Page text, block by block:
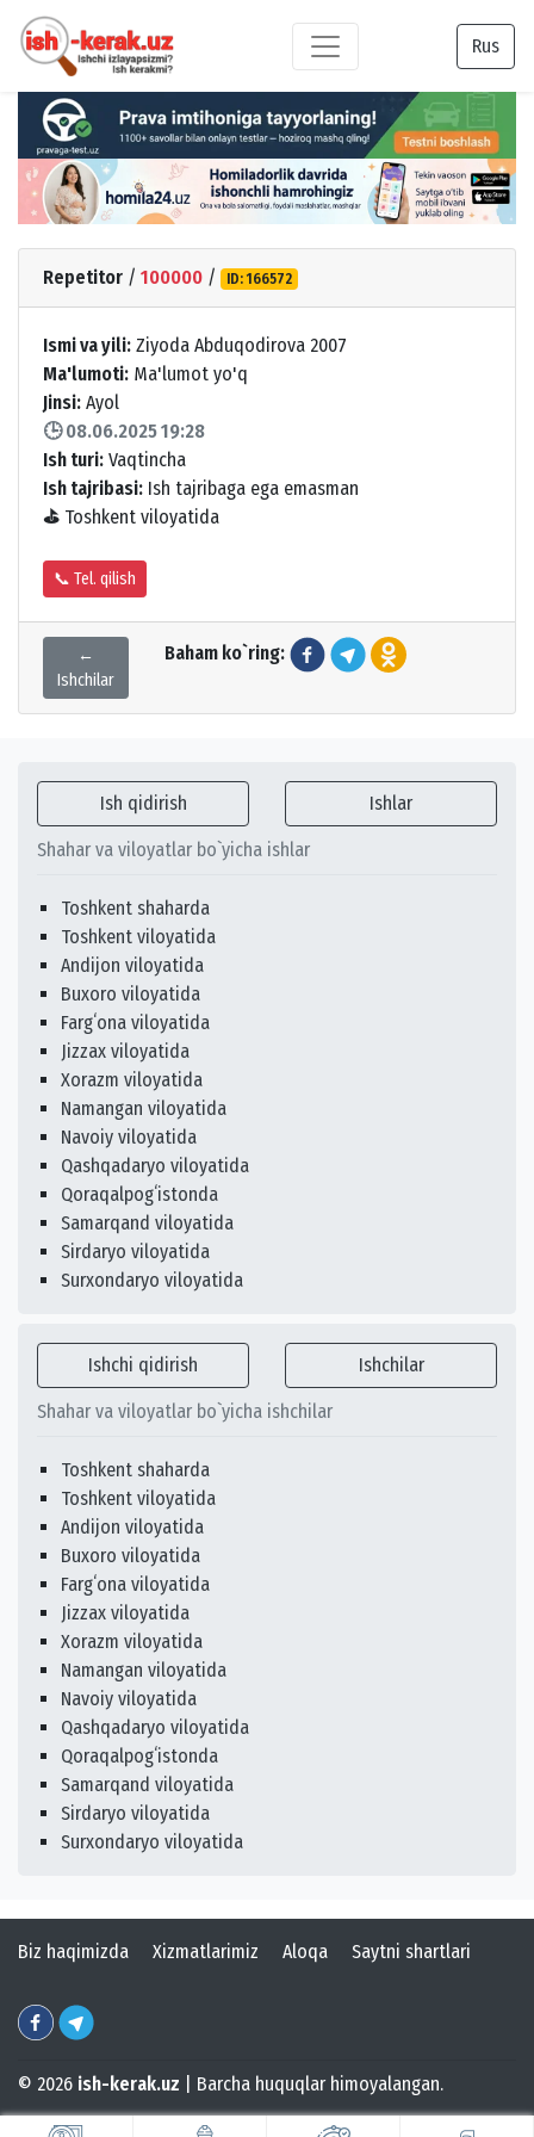
Rus
Repetitor / 100000 / ID: 166572
Ismi va yili: Ziyoda Abduqodirova 2007
Ma'lumoti: Ma'lumot yo'q
Jinsi: Ayol
🕒 08.06.2025 19:28
Ish turi: Vaqtincha
Ish tajribasi: Ish tajribaga ega emasman
⛳ Toshkent viloyatida
📞 Tel. qilish
←
Ishchilar
Baham ko`ring:
Ish qidirish Ishlar
Shahar va viloyatlar bo`yicha ishlar
Toshkent shaharda
Toshkent viloyatida
Andijon viloyatida
Buxoro viloyatida
Fargʻona viloyatida
Jizzax viloyatida
Xorazm viloyatida
Namangan viloyatida
Navoiy viloyatida
Qashqadaryo viloyatida
Qoraqalpogʻistonda
Samarqand viloyatida
Sirdaryo viloyatida
Surxondaryo viloyatida
Ishchi qidirish Ishchilar
Shahar va viloyatlar bo`yicha ishchilar
Toshkent shaharda
Toshkent viloyatida
Andijon viloyatida
Buxoro viloyatida
Fargʻona viloyatida
Jizzax viloyatida
Xorazm viloyatida
Namangan viloyatida
Navoiy viloyatida
Qashqadaryo viloyatida
Qoraqalpogʻistonda
Samarqand viloyatida
Sirdaryo viloyatida
Surxondaryo viloyatida
Biz haqimizda Xizmatlarimiz Aloqa Saytni shartlari
© 2026 ish-kerak.uz | Barcha huquqlar himoyalangan.